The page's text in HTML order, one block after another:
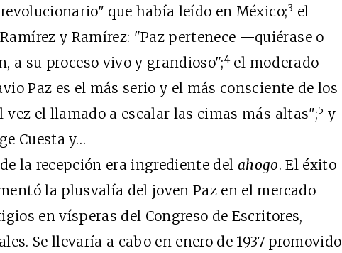
que había leído en México;3 el
y Ramírez: "Paz pertenece —quiérase o
a su proceso vivo y grandioso";4el moderado
Paz es el más serio y el más consciente de los
vez el llamado a escalar las cimas más altas";5 y
Cuesta y…
la recepción era ingrediente del ahogo. El éxito
la plusvalía del joven Paz en el mercado
en vísperas del Congreso de Escritores,
Se llevaría a cabo en enero de 1937 promovido